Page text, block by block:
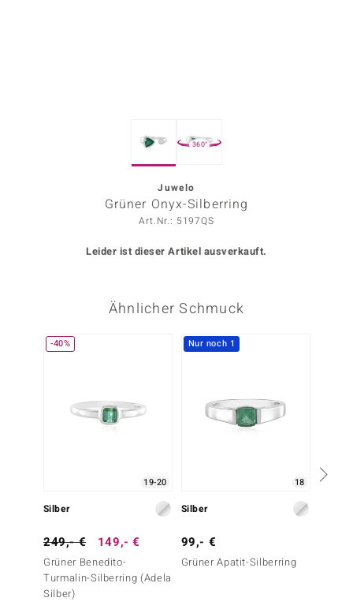
BY DE MELO
Collection
360°
Juwelo
Grüner Onyx-Silberring
Art.Nr.: 5197QS
Leider ist dieser Artikel ausverkauft.
Ähnlicher Schmuck
-40%
19-20
Silber
249,- € 149,- €
Grüner Benedito-
Turmalin-Silberring (Adela
Silber)
Nur noch 1
18
Silber
99,- €
Grüner Apatit-Silberring